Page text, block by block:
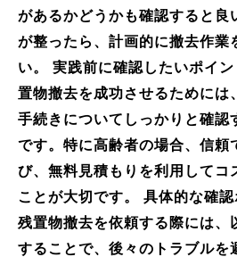
があるかどうかも確認すると良
が整ったら、計画的に撤去作業
い。 実践前に確認したいポイ
置物撤去を成功させるためには
手続きについてしっかりと確認
です。特に高齢者の場合、信頼
び、無料見積もりを利用してコ
ことが大切です。 具体的な確
残置物撤去を依頼する際には、
することで、後々のトラブルを